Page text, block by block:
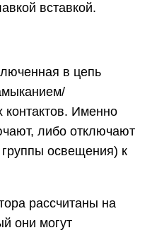
вставкой.
в цепь
Именно
либо отключают
освещения) к
рассчитаны на
они могут